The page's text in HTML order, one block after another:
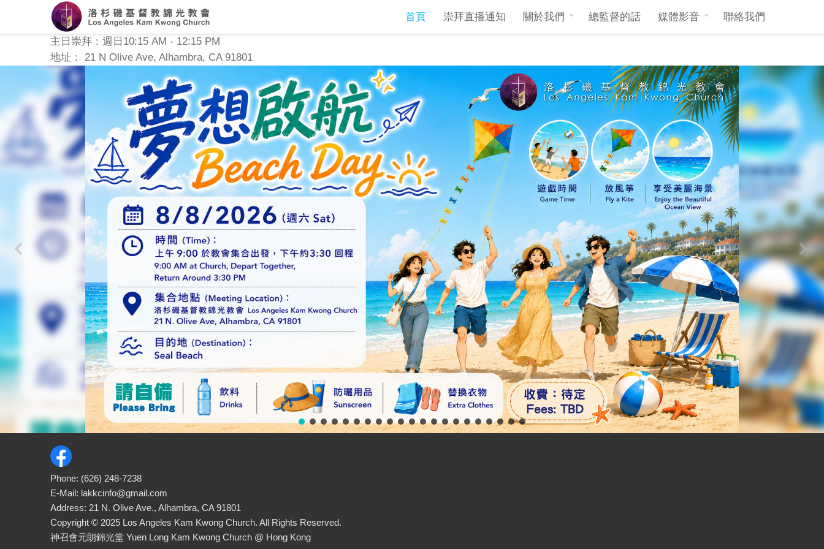
首頁 崇拜直播通知 關於我們 總監督的話 媒體影音 聯絡我們
主日崇拜：週日10:15 AM - 12:15 PM
地址： 21 N Olive Ave, Alhambra, CA 91801
View More
Phone: (626) 248-7238
E-Mail: lakkcinfo@gmail.com
Address: 21 N. Olive Ave., Alhambra, CA 91801
Copyright © 2025 Los Angeles Kam Kwong Church. All Rights Reserved.
神召會元朗錦光堂 Yuen Long Kam Kwong Church @ Hong Kong